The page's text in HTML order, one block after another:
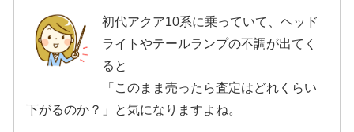
初代アクア10系に乗っていて、ヘッド
ライトやテールランプの不調が出てく
ると
「このまま売ったら査定はどれくらい
下がるのか？」と気になりますよね。